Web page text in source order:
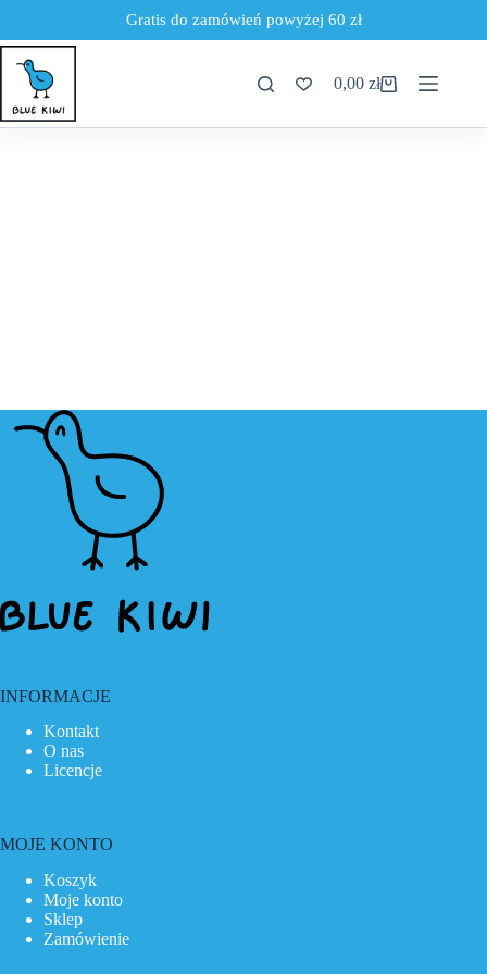
Gratis do zamówień powyżej 60 zł
0,00zł
INFORMACJE
Kontakt
O nas
Licencje
MOJE KONTO
Koszyk
Moje konto
Sklep
Zamówienie